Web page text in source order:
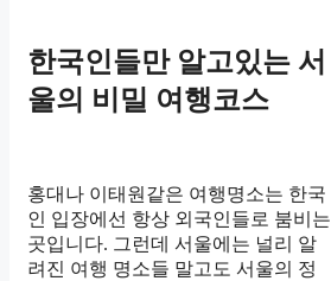
한국인들만 알고있는 서
울의 비밀 여행코스
홍대나 이태원같은 여행명소는 한국
인 입장에선 항상 외국인들로 붐비는
곳입니다. 그런데 서울에는 널리 알
려진 여행 명소들 말고도 서울의 정